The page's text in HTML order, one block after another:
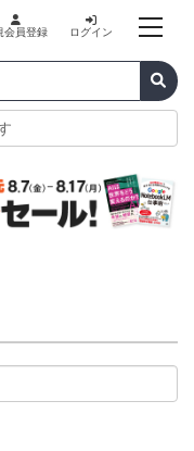
会員登録 ログイン